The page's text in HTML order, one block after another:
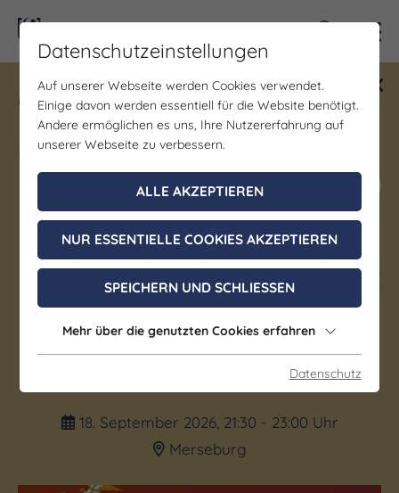
Gewinne ein Blind Date mit Saale-
Unstrut! Teilnahme vom 1.7. - 18.12.
möglich.
Jetzt mitmachen
56. Merseburger Orgeltage I
Das große Abendkonzert
Teil 2 – Franz Liszt
“Krönungsmusik”
18. September 2026, 21:30 - 23:00 Uhr
Merseburg
Datenschutzeinstellungen
Auf unserer Webseite werden Cookies verwendet.
Einige davon werden essentiell für die Website benötigt.
Andere ermöglichen es uns, Ihre Nutzererfahrung auf
unserer Webseite zu verbessern.
ALLE AKZEPTIEREN
NUR ESSENTIELLE COOKIES AKZEPTIEREN
SPEICHERN UND SCHLIESSEN
Mehr über die genutzten Cookies erfahren
Datenschutz